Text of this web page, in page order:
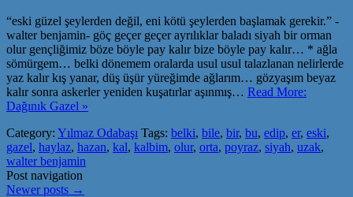
“eski güzel şeylerden değil, eni kötü şeylerden başlamak gerekir.” -
walter benjamin- göç geçer geçer ayrılıklar baladı siyah bir orman
olur gençliğimiz böze böyle pay kalır bize böyle pay kalır… * ağla
sömürgem… belki dönemem oralarda usul usul talazlanan nelirlerde
yaz kalır kış yanar, düş üşür yüreğimde ağlarım… gözyaşım beyaz
kalır sonra askerler yeniden kuşatırlar aşınmış… Read More:
Dağınık Gazel »
Category: Yılmaz Odabaşı Tags: belki, bile, bir, bu, edip, er, eski,
gazel, haylaz, hazan, kal, kalbim, olur, orta, poyraz, siyah, uzak,
walter benjamin
Post navigation
Newer posts →